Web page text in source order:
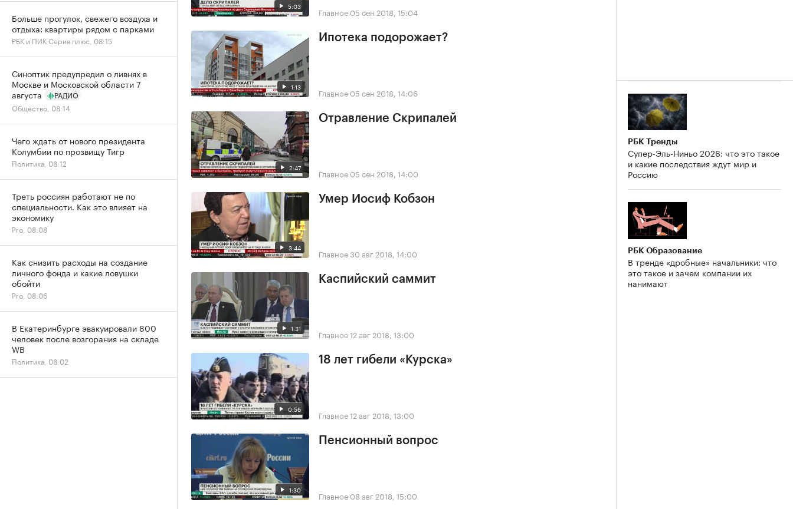
5:03 Главное 05 сен 2018, 15:04
1:13
Ипотека подорожает?
Главное 05 сен 2018, 14:06
2:47
Отравление Скрипалей
Главное 05 сен 2018, 14:00
3:44
Умер Иосиф Кобзон
Главное30 авг 2018, 14:00
1:31
Каспийский саммит
Главное12 авг 2018, 13:00
0:56
18 лет гибели «Курска»
Главное12 авг 2018, 13:00
1:30
Пенсионный вопрос
Главное 08 авг 2018, 15:00
РБК Тренды
Супер-Эль-Ниньо 2026: что это такое
и какие последствия ждут мир и
Россию
РБК Образование
В тренде «дробные» начальники: что
это такое и зачем компании их
нанимают
Больше прогулок, свежего воздуха и
отдыха: квартиры рядом с парками
РБК и ПИК Серия плюс, 08:15
Синоптик предупредил о ливнях в
Москве и Московской области 7
августа
РАДИО
Общество, 08:14
Чего ждать от нового президента
Колумбии по прозвищу Тигр
Политика, 08:12
Треть россиян работают не по
специальности. Как это влияет на
экономику
Pro, 08:08
Как снизить расходы на создание
личного фонда и какие ловушки
обойти
Pro, 08:06
В Екатеринбурге эвакуировали 800
человек после возгорания на складе
WB
Политика, 08:02